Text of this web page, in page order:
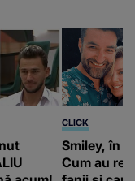
CLICK
Smiley, în
Cum au